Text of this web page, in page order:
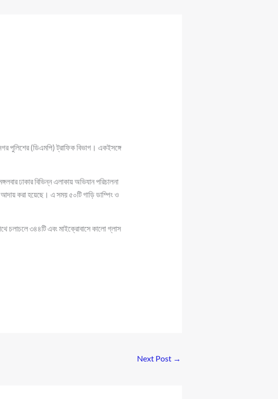
পুলিশের (ডিএমপি) ট্রাফিক বিভাগ। একইসঙ্গে
ঢাকার বিভিন্ন এলাকায় অভিযান পরিচালনা
আদায় করা হয়েছে। এ সময় ৫০টি গাড়ি ডাম্পিং ও
চলাচলে ৩৪৪টি এবং মাইক্রোবাসে কালো গ্লাস
Next Post →